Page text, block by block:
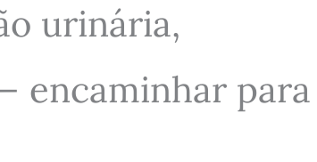
urinária,
encaminhar para